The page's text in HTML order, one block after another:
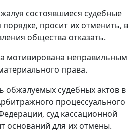
состоявшиеся судебные
просит их отменить, в
общества отказать.
мотивирована неправильным
права.
обжалуемых судебных актов в
процессуального
суд кассационной
оснований для их отмены.